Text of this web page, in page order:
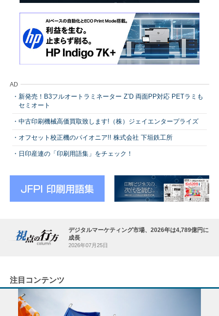
AD
新発売！B3フルオートラミネーター Z’D 両面PP対応 PETラミも
セミオート
中古印刷機械高価買取致します!（株）ジェイエンタープライズ
オフセット校正機のパイオニア!! 株式会社 下垣鉄工所
日印産連の「印刷用語集」をチェック！
デジタルマーケティング市場、2026年は4,789億円に
成長
2026年07月25日
注目コンテンツ